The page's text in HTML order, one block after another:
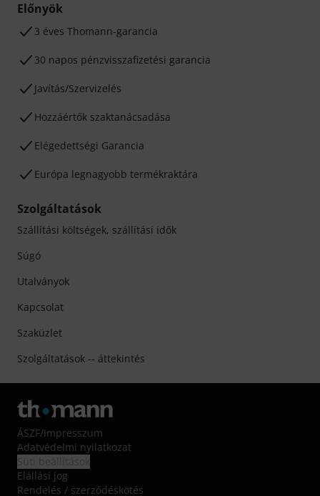
Előnyök
3 éves Thomann-garancia
30 napos pénzvisszafizetési garancia
Javítás/Szervizelés
Hozzáértők szaktanácsadása
Elégedettségi Garancia
Európa legnagyobb termékraktára
Szolgáltatások
Szállítási költségek, szállítási idők
Súgó
Utalványok
Kapcsolat
Szaküzlet
Szolgáltatások -- áttekintés
ÁSZF/Impresszum
Adatvédelmi nyilatkozat
Elállási jog
Rendelés / szerződéskötés